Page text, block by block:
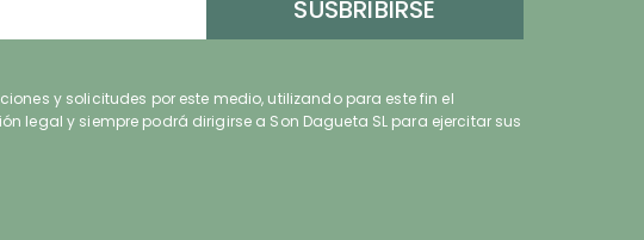
SUSBRIBIRSE
y solicitudes por este medio, utilizando para este fin el
legal y siempre podrá dirigirse a Son Dagueta SL para ejercitar sus